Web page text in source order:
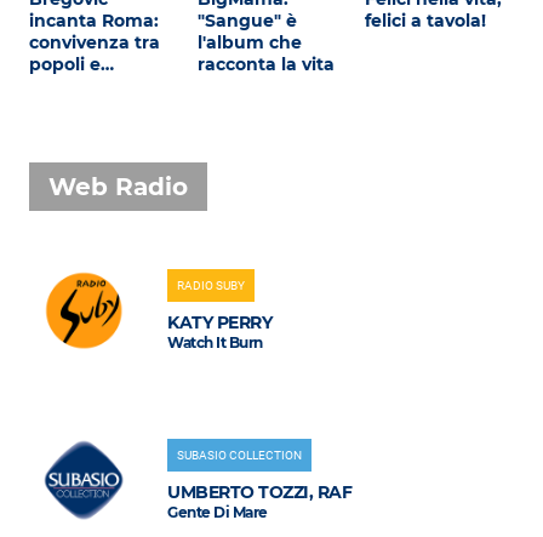
incanta Roma:
convivenza tra
popoli e…
"Sangue" è
l'album che
racconta la vita
felici a tavola!
Web Radio
RADIO SUBY
KATY PERRY
Watch It Burn
SUBASIO COLLECTION
UMBERTO TOZZI, RAF
Gente Di Mare